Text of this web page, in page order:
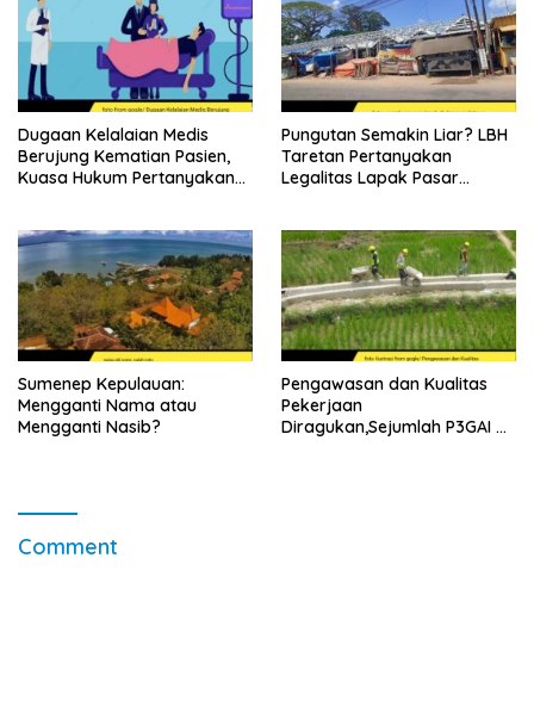
Dugaan Kelalaian Medis
Berujung Kematian Pasien,
Kuasa Hukum Pertanyakan
Pungutan Semakin Liar? LBH
Taretan Pertanyakan
Legalitas Lapak Pasar
Sumenep Kepulauan:
Mengganti Nama atau
Mengganti Nasib?
Pengawasan dan Kualitas
Pekerjaan
Diragukan,Sejumlah P3GAI di
Comment